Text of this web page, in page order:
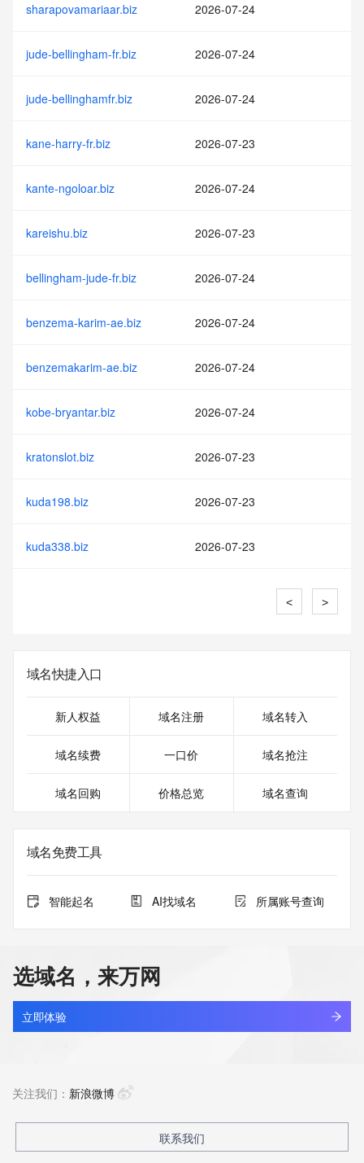
sharapovamariaar.biz 2026-07-24
jude-bellingham-fr.biz 2026-07-24
jude-bellinghamfr.biz 2026-07-24
kane-harry-fr.biz 2026-07-23
kante-ngoloar.biz 2026-07-24
kareishu.biz 2026-07-23
bellingham-jude-fr.biz 2026-07-24
benzema-karim-ae.biz 2026-07-24
benzemakarim-ae.biz 2026-07-24
kobe-bryantar.biz 2026-07-24
kratonslot.biz 2026-07-23
kuda198.biz 2026-07-23
kuda338.biz 2026-07-23
< >
域名快捷入口
新人权益 域名注册 域名转入
域名续费 一口价 域名抢注
域名回购 价格总览 域名查询
域名免费工具
智能起名 AI找域名 所属账号查询
选域名，来万网
立即体验
关注我们： 新浪微博
联系我们